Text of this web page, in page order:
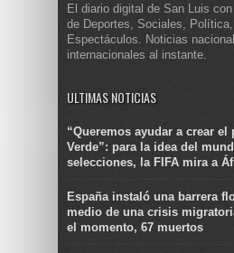
El diario digital de San Luis
de Deportes, Sociales, Política,
Espectáculos. Noticias
internacionales al instante.
ULTIMAS NOTICIAS
“Queremos ayudar a crear el
Verde”: para la idea del
selecciones, la FIFA mira a
España instaló una barrera
medio de una crisis
el momento, 67 muertos